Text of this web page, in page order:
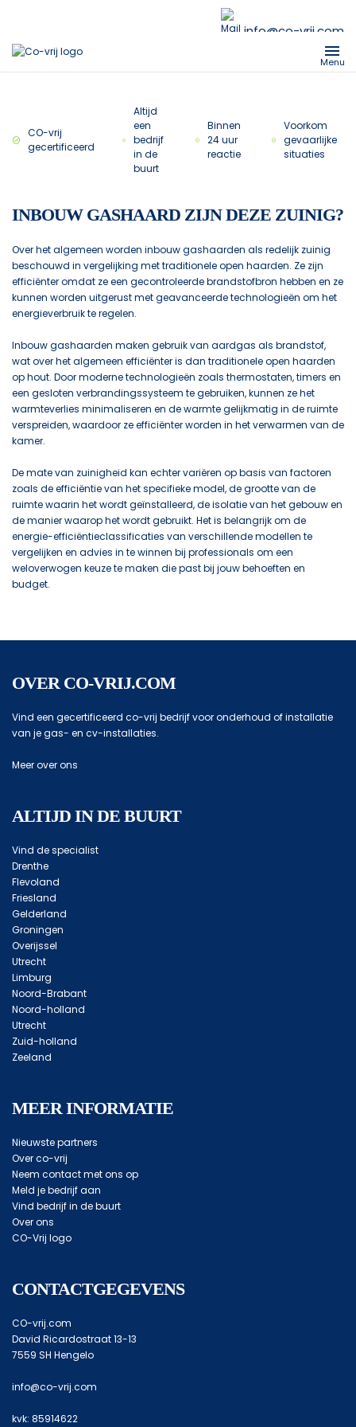
info@co-vrij.com
Menu
CO-vrij
gecertificeerd
Altijd
een
bedrijf
in de
buurt
Binnen
24 uur
reactie
Voorkom
gevaarlijke
situaties
INBOUW GASHAARD ZIJN DEZE ZUINIG?
Over het algemeen worden inbouw gashaarden als redelijk zuinig
beschouwd in vergelijking met traditionele open haarden. Ze zijn
efficiënter omdat ze een gecontroleerde brandstofbron hebben en ze
kunnen worden uitgerust met geavanceerde technologieën om het
energieverbruik te regelen.
Inbouw gashaarden maken gebruik van aardgas als brandstof,
wat over het algemeen efficiënter is dan traditionele open haarden
op hout. Door moderne technologieën zoals thermostaten, timers en
een gesloten verbrandingssysteem te gebruiken, kunnen ze het
warmteverlies minimaliseren en de warmte gelijkmatig in de ruimte
verspreiden, waardoor ze efficiënter worden in het verwarmen van de
kamer.
De mate van zuinigheid kan echter variëren op basis van factoren
zoals de efficiëntie van het specifieke model, de grootte van de
ruimte waarin het wordt geïnstalleerd, de isolatie van het gebouw en
de manier waarop het wordt gebruikt. Het is belangrijk om de
energie-efficiëntieclassificaties van verschillende modellen te
vergelijken en advies in te winnen bij professionals om een
weloverwogen keuze te maken die past bij jouw behoeften en
budget.
OVER CO-VRIJ.COM
Vind een gecertificeerd co-vrij bedrijf voor onderhoud of installatie
van je gas- en cv-installaties.
Meer over ons
ALTIJD IN DE BUURT
Vind de specialist
Drenthe
Flevoland
Friesland
Gelderland
Groningen
Overijssel
Utrecht
Limburg
Noord-Brabant
Noord-holland
Utrecht
Zuid-holland
Zeeland
MEER INFORMATIE
Nieuwste partners
Over co-vrij
Neem contact met ons op
Meld je bedrijf aan
Vind bedrijf in de buurt
Over ons
CO-Vrij logo
CONTACTGEGEVENS
CO-vrij.com
David Ricardostraat 13-13
7559 SH Hengelo
info@co-vrij.com
kvk: 85914622